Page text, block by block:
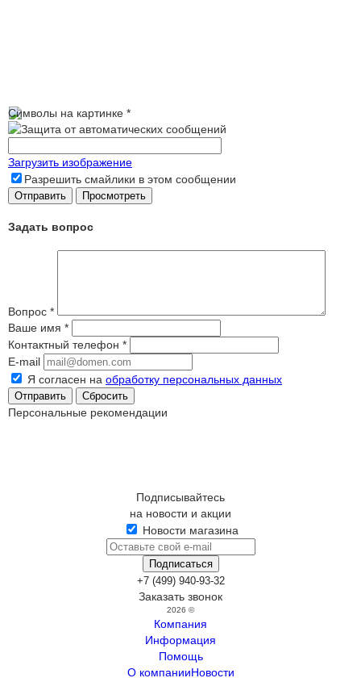
Символы на картинке *
Загрузить изображение
Разрешить смайлики в этом сообщении
Задать вопрос
Вопрос *
Ваше имя *
Контактный телефон *
E-mail
Я согласен на обработку персональных данных
Сбросить
Персональные рекомендации
Подписывайтесь
на новости и акции
Новости магазина
+7 (499) 940-93-32
Заказать звонок
2026 ©
Компания
Информация
Помощь
О компанииНовости